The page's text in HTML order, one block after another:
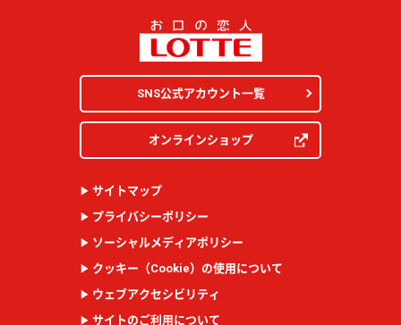
SNS公式アカウント一覧
オンラインショップ
サイトマップ
プライバシーポリシー
ソーシャルメディアポリシー
クッキー（Cookie）の使用について
ウェブアクセシビリティ
サイトのご利用について